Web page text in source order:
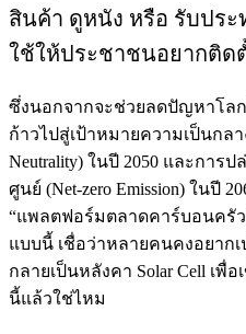
สินค้า ดูหนัง หรือ รับประ
ใช้ให้ประชาชนอยากติดตั้
ซึ่งนอกจากจะช่วยลดปัญหาโล
ก้าวไปสู่เป้าหมายความเป็นกล
Neutrality) ในปี 2050 และการ
ศูนย์ (Net-zero Emission) ในปี
“แพลตฟอร์มตลาดคาร์บอนครั
แบบนี้ เชื่อว่าหลายคนคงอยาก
กลายเป็นหลังคา Solar Cell เ
นี้แล้วใช่ไหม